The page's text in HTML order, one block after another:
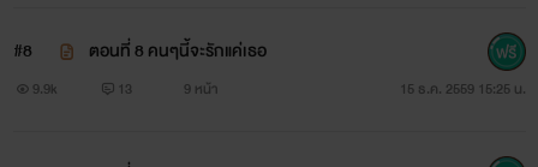
#8 ตอนที่ 8 คนๆนี้จะรักแค่เธอ
9.9k 13 9 หน้า 15 ธ.ค. 2559 15:25 น.